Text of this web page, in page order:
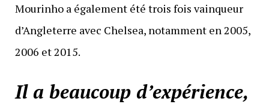
Mourinho a également été trois fois vainqueur
d’Angleterre avec Chelsea, notamment en 2005,
2006 et 2015.
Il a beaucoup d’expérience,